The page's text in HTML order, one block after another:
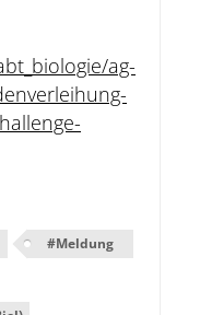
ag-
#Meldung